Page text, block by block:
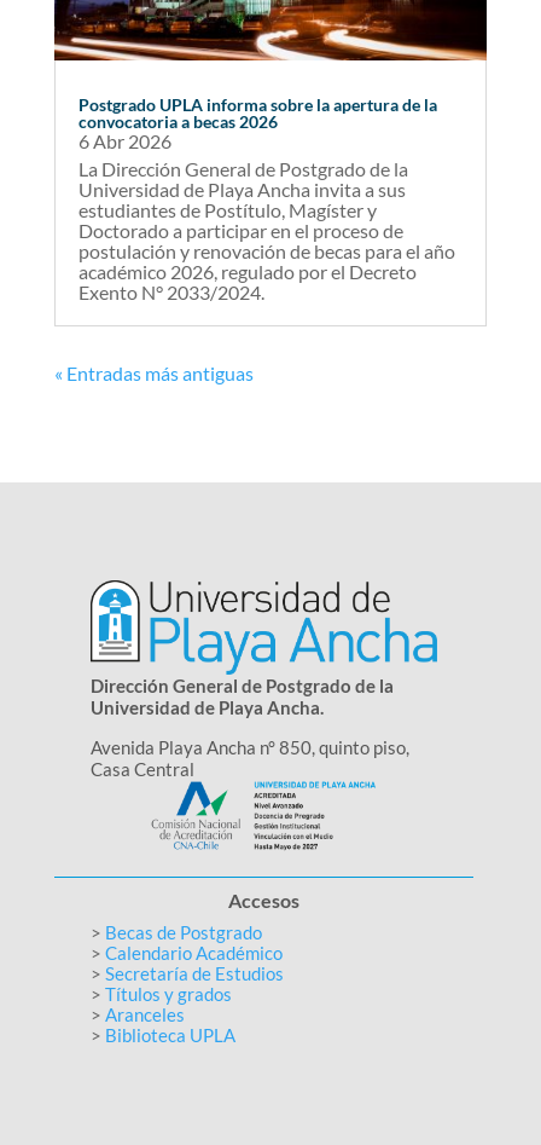
Postgrado UPLA informa sobre la apertura de la
convocatoria a becas 2026
6 Abr 2026
La Dirección General de Postgrado de la
Universidad de Playa Ancha invita a sus
estudiantes de Postítulo, Magíster y
Doctorado a participar en el proceso de
postulación y renovación de becas para el año
académico 2026, regulado por el Decreto
Exento N° 2033/2024.
« Entradas más antiguas
Dirección General de Postgrado de la
Universidad de Playa Ancha.
Avenida Playa Ancha n° 850, quinto piso,
Casa Central
Accesos
> Becas de Postgrado
> Calendario Académico
> Secretaría de Estudios
> Títulos y grados
> Aranceles
> Biblioteca UPLA